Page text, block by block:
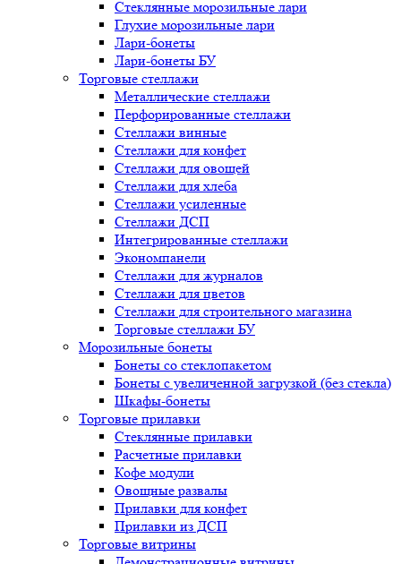
Стеклянные морозильные лари
Глухие морозильные лари
Лари-бонеты
Лари-бонеты БУ
Торговые стеллажи
Металлические стеллажи
Перфорированные стеллажи
Стеллажи винные
Стеллажи для конфет
Стеллажи для овощей
Стеллажи для хлеба
Стеллажи усиленные
Стеллажи ДСП
Интегрированные стеллажи
Экономпанели
Стеллажи для журналов
Стеллажи для цветов
Стеллажи для строительного магазина
Торговые стеллажи БУ
Морозильные бонеты
Бонеты со стеклопакетом
Бонеты с увеличенной загрузкой (без стекла)
Шкафы-бонеты
Торговые прилавки
Стеклянные прилавки
Расчетные прилавки
Кофе модули
Овощные развалы
Прилавки для конфет
Прилавки из ДСП
Торговые витрины